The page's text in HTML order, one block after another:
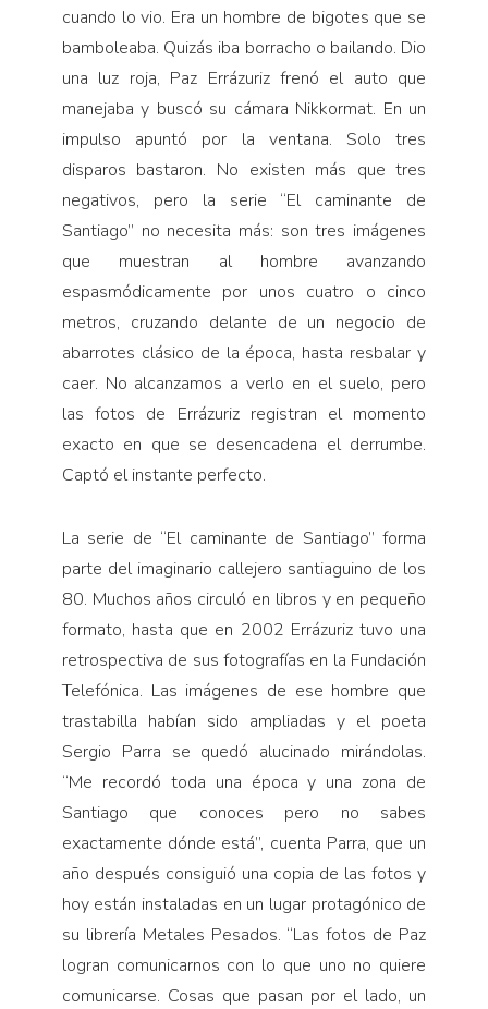
cuando lo vio. Era un hombre de bigotes que se
bamboleaba. Quizás iba borracho o bailando. Dio
una luz roja, Paz Errázuriz frenó el auto que
manejaba y buscó su cámara Nikkormat. En un
impulso apuntó por la ventana. Solo tres
disparos bastaron. No existen más que tres
negativos, pero la serie “El caminante de
Santiago” no necesita más: son tres imágenes
que muestran al hombre avanzando
espasmódicamente por unos cuatro o cinco
metros, cruzando delante de un negocio de
abarrotes clásico de la época, hasta resbalar y
caer. No alcanzamos a verlo en el suelo, pero
las fotos de Errázuriz registran el momento
exacto en que se desencadena el derrumbe.
Captó el instante perfecto.
La serie de “El caminante de Santiago” forma
parte del imaginario callejero santiaguino de los
80. Muchos años circuló en libros y en pequeño
formato, hasta que en 2002 Errázuriz tuvo una
retrospectiva de sus fotografías en la Fundación
Telefónica. Las imágenes de ese hombre que
trastabilla habían sido ampliadas y el poeta
Sergio Parra se quedó alucinado mirándolas.
“Me recordó toda una época y una zona de
Santiago que conoces pero no sabes
exactamente dónde está”, cuenta Parra, que un
año después consiguió una copia de las fotos y
hoy están instaladas en un lugar protagónico de
su librería Metales Pesados. “Las fotos de Paz
logran comunicarnos con lo que uno no quiere
comunicarse. Cosas que pasan por el lado, un